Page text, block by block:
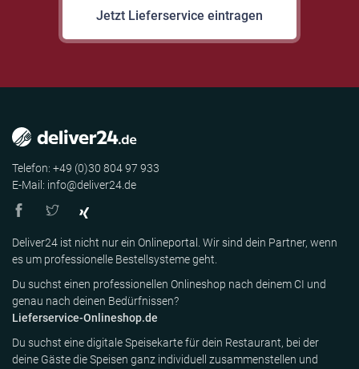
Jetzt Lieferservice eintragen
Telefon: +49 (0)30 804 97 933
E-Mail: info@deliver24.de
Deliver24 ist nicht nur ein Onlineportal. Wir sind dein Partner, wenn
es um professionelle Bestellsysteme geht.
Du suchst einen professionellen Onlineshop nach deinem CI und
genau nach deinen Bedürfnissen?
Lieferservice-Onlineshop.de
Du suchst eine digitale Speisekarte für dein Restaurant, bei der
deine Gäste die Speisen ganz individuell zusammenstellen und